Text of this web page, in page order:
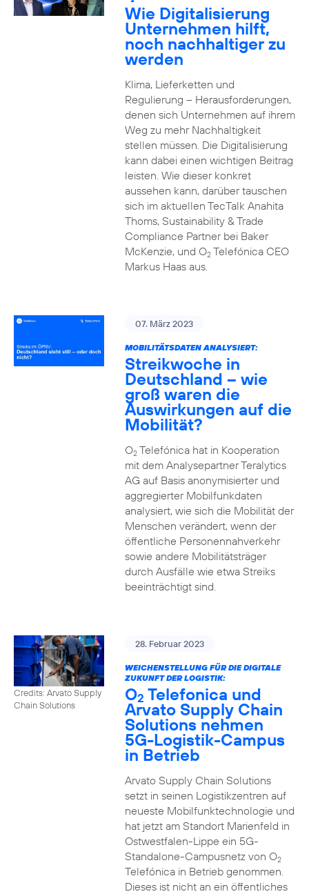
Wie Digitalisierung
Unternehmen hilft,
noch nachhaltiger zu
werden
Klima, Lieferketten und
Regulierung – Herausforderungen,
denen sich Unternehmen auf ihrem
Weg zu mehr Nachhaltigkeit
stellen müssen. Die Digitalisierung
kann dabei einen wichtigen Beitrag
leisten. Wie dieser konkret
aussehen kann, darüber tauschen
sich im aktuellen TecTalk Anahita
Thoms, Sustainability & Trade
Compliance Partner bei Baker
McKenzie, und O2Telefónica CEO
Markus Haas aus.
07. März 2023
MOBILITÄTSDATEN ANALYSIERT:
Streikwoche in
Deutschland – wie
groß waren die
Auswirkungen auf die
Mobilität?
O2Telefónica hat in Kooperation
mit dem Analysepartner Teralytics
AG auf Basis anonymisierter und
aggregierter Mobilfunkdaten
analysiert, wie sich die Mobilität der
Menschen verändert, wenn der
öffentliche Personennahverkehr
sowie andere Mobilitätsträger
durch Ausfälle wie etwa Streiks
beeinträchtigt sind.
Credits: Arvato Supply
Chain Solutions
28. Februar 2023
WEICHENSTELLUNG FÜR DIE DIGITALE
ZUKUNFT DER LOGISTIK:
O2 Telefonica und
Arvato Supply Chain
Solutions nehmen
5G-Logistik-Campus
in Betrieb
Arvato Supply Chain Solutions
setzt in seinen Logistikzentren auf
neueste Mobilfunktechnologie und
hat jetzt am Standort Marienfeld in
Ostwestfalen-Lippe ein 5G-
Standalone-Campusnetz von O2
Telefónica in Betrieb genommen.
Dieses ist nicht an ein öffentliches